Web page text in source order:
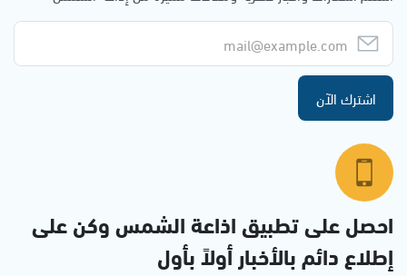
اشترك الآن
احصل على تطبيق اذاعة الشمس وكن على
إطلاع دائم بالأخبار أولاً بأول